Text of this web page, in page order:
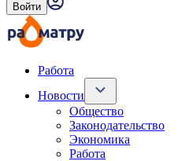
Войти
Работа
Новости
Общество
Законодательство
Экономика
Работа